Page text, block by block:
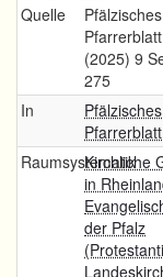
Quelle
Pfälzisches
(2025) 9
275
In
Pfälzisches
Pfarrerblatt
Raumsystematik
Kirchliche
in
der Pfalz